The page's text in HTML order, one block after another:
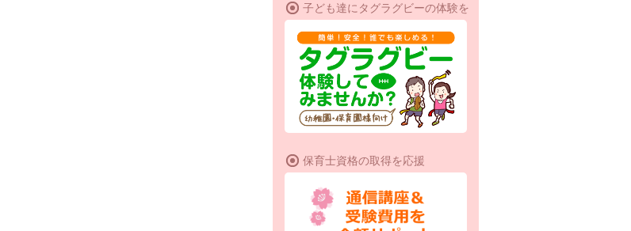
子ども達にタグラグビーの体験を
保育士資格の取得を応援